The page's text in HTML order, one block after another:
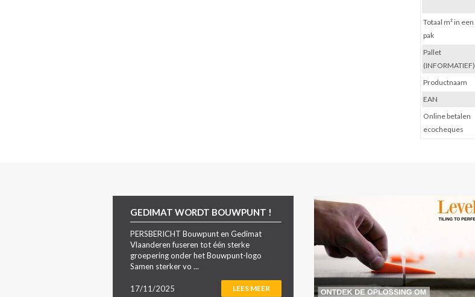
Totaal m² in een
pak
Pallet
(INFORMATIEF)
Productnaam
EAN
Online betalen
ecocheques
GEDIMAT WORDT BOUWPUNT !
PERSBERICHT Bouwpunt en Gedimat
Vlaanderen fuseren tot één sterke
groepering onder het Bouwpunt-logo
Samen sterker vo ...
17/11/2025 LEES MEER